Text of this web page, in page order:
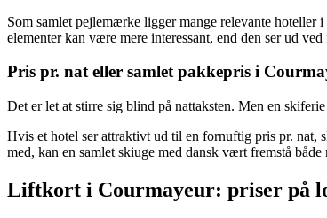
Som samlet pejlemærke ligger mange relevante
elementer kan være mere interessant, end den ser ud
Pris pr. nat eller samlet pakkepris i
Det er let at stirre sig blind på nattaksten. Men en
Hvis et hotel ser attraktivt ud til en fornuftig pris pr.
med, kan en samlet skiuge med dansk vært fremstå
Liftkort i Courmayeur: priser på